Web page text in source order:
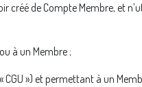
créé de Compte Membre, et
à un Membre ;
») et permettant à un